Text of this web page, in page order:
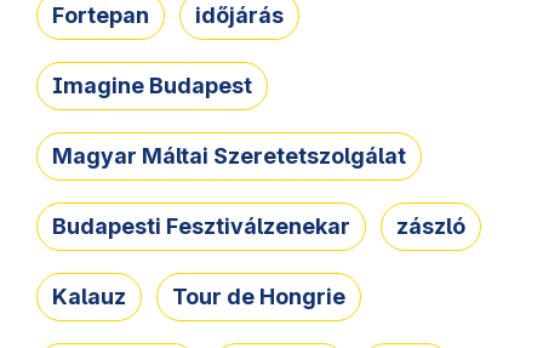
Fortepan időjárás
Imagine Budapest
Magyar Máltai Szeretetszolgálat
Budapesti Fesztiválzenekar zászló
Kalauz Tour de Hongrie